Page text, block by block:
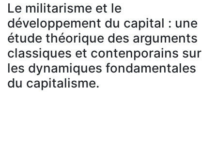
À propos
Le militarisme et le
développement du capital : une
étude théorique des arguments
classiques et contenporains sur
les dynamiques fondamentales
du capitalisme.